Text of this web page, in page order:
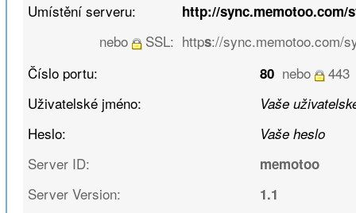
Umístění serveru:
http://sync.memotoo.com/
nebo SSL: https://sync.memotoo.com/
Číslo portu:
80 nebo
443
Uživatelské jméno:
Vaše
Heslo: Vaše heslo
Server ID: memotoo
Server Version: 1.1